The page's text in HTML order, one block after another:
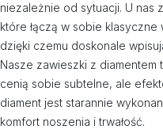
niezależnie od sytuacji. U nas
które łączą w sobie
dzięki czemu doskonale
Nasze zawieszki z
cenią sobie subtelne, ale
diament jest starannie
komfort noszenia i trwałość.